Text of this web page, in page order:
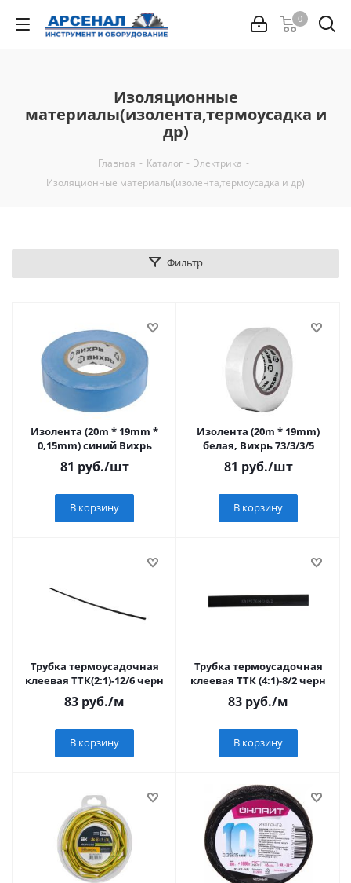
0
Изоляционные
материалы(изолента,термоусадка и
др)
Главная - Каталог - Электрика -
Изоляционные материалы(изолента,термоусадка и др)
Фильтр
Изолента (20m * 19mm *
0,15mm) синий Вихрь
81 руб./шт
В корзину
Изолента (20m * 19mm)
белая, Вихрь 73/3/3/5
81 руб./шт
В корзину
Трубка термоусадочная
клеевая ТТК(2:1)-12/6 черн
83 руб./м
В корзину
Трубка термоусадочная
клеевая ТТК (4:1)-8/2 черн
83 руб./м
В корзину